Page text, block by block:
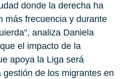
donde la derecha ha
más frecuencia y durante
analiza Daniela
el impacto de la
apoya la Liga será
de los migrantes en